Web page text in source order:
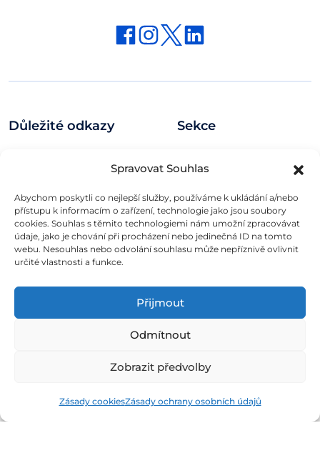
Spravovat Souhlas
Abychom poskytli co nejlepší služby, používáme k ukládání a/nebo
přístupu k informacím o zařízení, technologie jako jsou soubory
cookies. Souhlas s těmito technologiemi nám umožní zpracovávat
údaje, jako je chování při procházení nebo jedinečná ID na tomto
webu. Nesouhlas nebo odvolání souhlasu může nepříznivě ovlivnit
určité vlastnosti a funkce.
Přijmout
Odmítnout
Zobrazit předvolby
Zásady cookiesZásady ochrany osobních údajů
Důležité odkazy
Zásady ochrany osobních
údajů
Podmínky užívání
Sekce
Recenze
Jobs
Eventy
O nás